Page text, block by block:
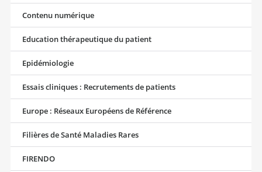
Contenu numérique
Education thérapeutique du patient
Epidémiologie
Essais cliniques : Recrutements de patients
Europe : Réseaux Européens de Référence
Filières de Santé Maladies Rares
FIRENDO